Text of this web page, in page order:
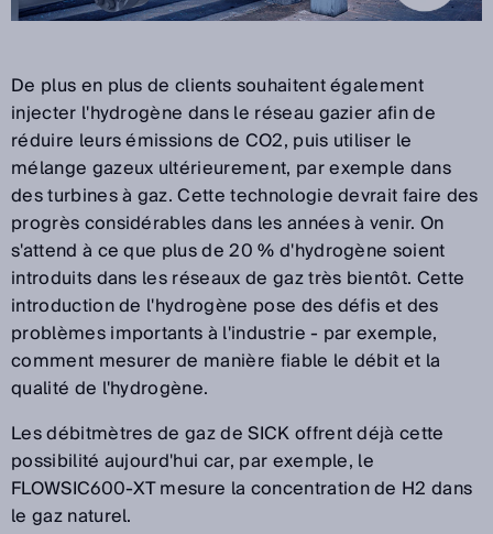
De plus en plus de clients souhaitent également
injecter l'hydrogène dans le réseau gazier afin de
réduire leurs émissions de CO2, puis utiliser le
mélange gazeux ultérieurement, par exemple dans
des turbines à gaz. Cette technologie devrait faire des
progrès considérables dans les années à venir. On
s'attend à ce que plus de 20 % d'hydrogène soient
introduits dans les réseaux de gaz très bientôt. Cette
introduction de l'hydrogène pose des défis et des
problèmes importants à l'industrie - par exemple,
comment mesurer de manière fiable le débit et la
qualité de l'hydrogène.
Les débitmètres de gaz de SICK offrent déjà cette
possibilité aujourd'hui car, par exemple, le
FLOWSIC600-XT mesure la concentration de H2 dans
le gaz naturel.